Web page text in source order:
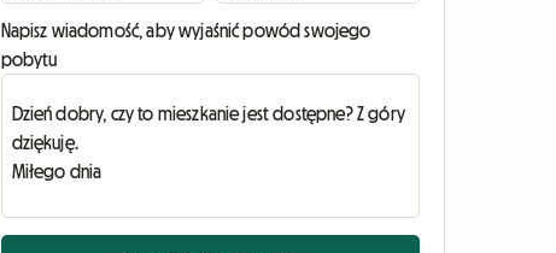
Napisz wiadomość, aby wyjaśnić powód swojego
pobytu